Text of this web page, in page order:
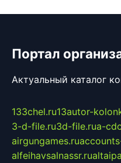
Портал
Актуальный каталог
133chel.ru13autor-
3-d-file.ru3d-file.rua-
airgungames.ru
alfeihavsalnassr.ru